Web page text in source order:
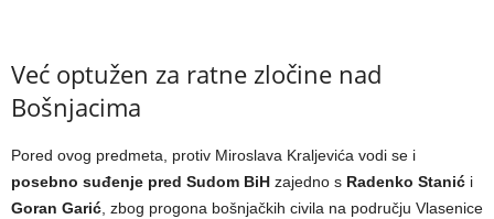
Već optužen za ratne zločine nad
Bošnjacima
Pored ovog predmeta, protiv Miroslava Kraljevića vodi se i
posebno suđenje pred Sudom BiH zajedno s Radenko Stanić i
Goran Garić , zbog progona bošnjačkih civila na području Vlasenice